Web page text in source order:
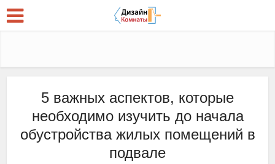
5 важных аспектов, которые
необходимо изучить до начала
обустройства жилых помещений в
подвале